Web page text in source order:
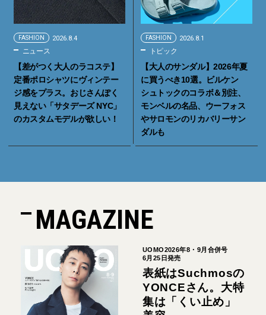
FASHION 2026.8.4
ニュース
【差がつく大人のラコステ】
定番ポロシャツにヴィンテー
ジ感をプラス。おじさんぽく
見えない「サタデーズ NYC」
のカスタムモデルが欲しい！
FASHION 2026.8.1
トピック
【大人のサンダル】2026年夏
に買うべき10選。ビルケン
シュトックのコラボ＆別注、
モンベルの名品、ウーフォス
やサロモンのリカバリーサン
ダルも
MAGAZINE
UOMO2026年8・9月合併号
6月25日発売
表紙はSuchmosの
YONCEさん。大特
集は「くい止め」